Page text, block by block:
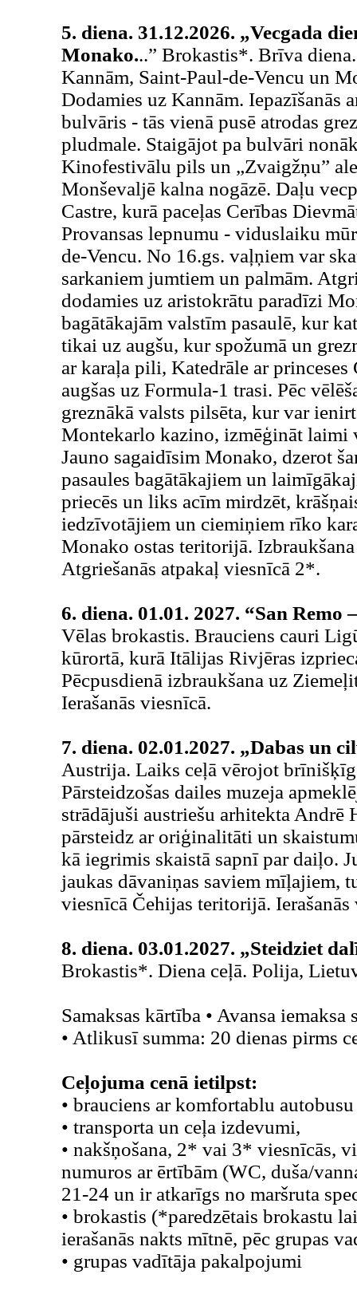
5. diena. 31.12.2026. „Vecgada
Monako...” Brokastis*. Brīva
Kannām, Saint-Paul-de-Vencu un
Dodamies uz Kannām. Iepazīšanās
bulvāris - tās vienā pusē atrodas
pludmale. Staigājot pa bulvāri
Kinofestivālu pils un „Zvaigžņu”
Monševaljē kalna nogāzē. Daļu
Castre, kurā paceļas Cerības
Provansas lepnumu - viduslaiku
de-Vencu. No 16.gs. vaļņiem var
sarkaniem jumtiem un palmām.
dodamies uz aristokrātu paradīzi
bagātākajām valstīm pasaulē, kur
tikai uz augšu, kur spožumā un
ar karaļa pili, Katedrāle ar
augšas uz Formula-1 trasi. Pēc
greznākā valsts pilsēta, kur var
Montekarlo kazino, izmēģināt laimi
Jauno sagaidīsim Monako, dzerot
pasaules bagātākajiem un
priecēs un liks acīm mirdzēt,
iedzīvotājiem un ciemiņiem rīko
Monako ostas teritorijā.
Atgriešanās atpakaļ viesnīcā 2*.
6. diena. 01.01. 2027. “San
Vēlas brokastis. Brauciens cauri
kūrortā, kurā Itālijas Rivjēras
Pēcpusdienā izbraukšana uz
Ierašanās viesnīcā.
7. diena. 02.01.2027. „Dabas un
Austrija. Laiks ceļā vērojot
Pārsteidzošas dailes muzeja
strādājuši austriešu arhitekta
pārsteidz ar oriģinalitāti un
kā iegrimis skaistā sapnī par daiļo.
jaukas dāvaniņas saviem mīļajiem,
viesnīcā Čehijas teritorijā.
8. diena. 03.01.2027. „Steidziet
Brokastis*. Diena ceļā. Polija,
Samaksas kārtība • Avansa
• Atlikusī summa: 20 dienas pirms
Ceļojuma cenā ietilpst:
• brauciens ar komfortablu
• transporta un ceļa izdevumi,
• nakšņošana, 2* vai 3* viesnīcās,
numuros ar ērtībām (WC, duša/
21-24 un ir atkarīgs no maršruta
• brokastis (*paredzētais brokastu
ierašanās nakts mītnē, pēc grupas
• grupas vadītāja pakalpojumi